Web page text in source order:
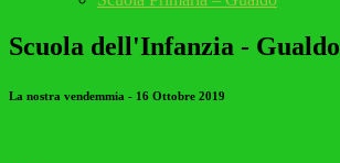
Scuola dell'Infanzia - Gualdo
La nostra vendemmia - 16 Ottobre 2019